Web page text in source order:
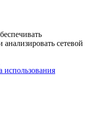
сетевой
использования